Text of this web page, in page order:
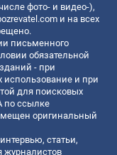
фото- и видео-),
и на всех
письменного
обязательной
- при
использование и при
для поисковых
по ссылке
оригинальный
статьи,
журналистов